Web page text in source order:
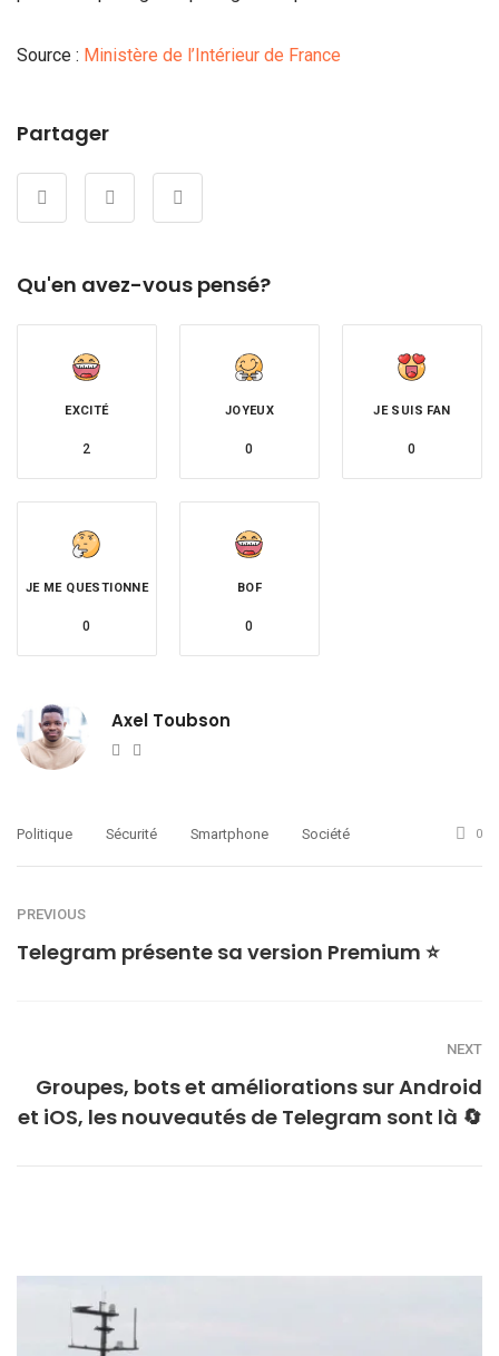
Source : Ministère de l’Intérieur de France
Partager
Qu'en avez-vous pensé?
EXCITÉ
2
JOYEUX
0
JE SUIS FAN
0
JE ME QUESTIONNE
0
BOF
0
Axel Toubson
Website
Politique Sécurité Smartphone Société 0
PREVIOUS
Telegram présente sa version Premium ⭐
NEXT
Groupes, bots et améliorations sur Android
et iOS, les nouveautés de Telegram sont là 🔄️